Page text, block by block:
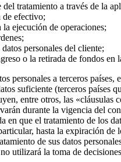
tratamiento a través de la
de efectivo;
ejecución de operaciones;
personales del cliente;
o la retirada de fondos en
personales a terceros
suficiente (terceros países
entre otros, las «cláusulas
durante la vigencia del
en que el tratamiento de los
hasta la expiración
de sus datos
utilizará la toma de